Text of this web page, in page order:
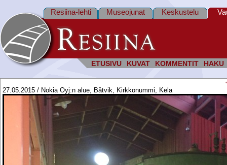
ETUSIVU KUVAT KOMMENTIT HAKU
Resiina-lehti Museojunat Keskustelu
27.05.2015 / Nokia Oyj:n alue, Båtvik, Kirkkonummi, Kela